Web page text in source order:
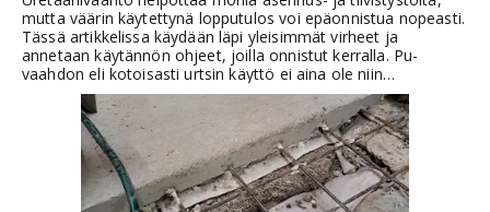
mutta väärin käytettynä lopputulos voi epäonnistua nopeasti.
Tässä artikkelissa käydään läpi yleisimmät virheet ja
annetaan käytännön ohjeet, joilla onnistut kerralla. Pu-
vaahdon eli kotoisasti urtsin käyttö ei aina ole niin
yksioikoista. Uretaanipistoolin käytölläkin on omat niksinsä.
Ongelmatilanteita tulee ja tässä niihin Rakennuskemian
asiantuntijan vastauksia.